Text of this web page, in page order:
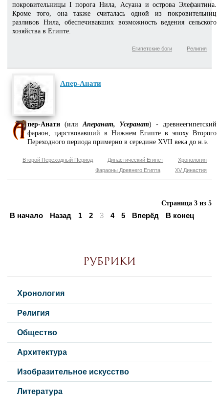
покровительницы I порога Нила, Асуана и острова Элефантина.
Кроме того, она также считалась одной из покровительниц
разливов Нила, обеспечивавших возможность ведения сельского
хозяйства в Египте.
Религия
Египетские боги
Апер-Анати
пер-Анати (илиАперанат, Усеранат) - древнеегипетский
фараон, царствовавший в Нижнем Египте в эпоху Второго
Переходного периода примерно в середине XVII века до н.э.
Хронология
Династический Египет
Второй Переходный Период
XV Династия
Фараоны Древнего Египта
Страница 3 из 5
В начало Назад 1 2 3 4 5 Вперёд В конец
Рубрики
Хронология
Религия
Общество
Архитектура
Изобразительное искусство
Литература